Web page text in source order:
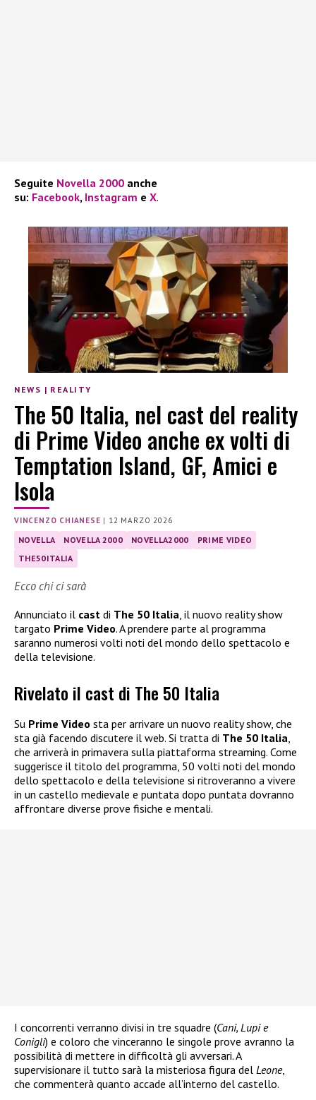
Seguite Novella 2000 anche
su: Facebook, Instagram e X.
NEWS | REALITY
The 50 Italia, nel cast del reality
di Prime Video anche ex volti di
Temptation Island, GF, Amici e
Isola
VINCENZO CHIANESE | 12 MARZO 2026
NOVELLA NOVELLA 2000 NOVELLA2000
PRIME VIDEO
THE50ITALIA
Ecco chi ci sarà
Annunciato il cast di The 50 Italia, il nuovo reality show
targato Prime Video. A prendere parte al programma
saranno numerosi volti noti del mondo dello spettacolo e
della televisione.
Rivelato il cast di The 50 Italia
Su Prime Video sta per arrivare un nuovo reality show, che
sta già facendo discutere il web. Si tratta di The 50 Italia
che arriverà in primavera sulla piattaforma streaming. Come
suggerisce il titolo del programma, 50 volti noti del mondo
dello spettacolo e della televisione si ritroveranno a vivere
in un castello medievale e puntata dopo puntata dovranno
affrontare diverse prove fisiche e mentali.
I concorrenti verranno divisi in tre squadre (Cani, Lupi e
Conigli) e coloro che vinceranno le singole prove avranno la
possibilità di mettere in difficoltà gli avversari. A
supervisionare il tutto sarà la misteriosa figura del Leone,
che commenterà quanto accade all’interno del castello.